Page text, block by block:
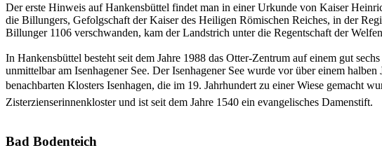
Der erste Hinweis auf Hankensbüttel findet man in einer Urkunde von Kaiser
die Billungers, Gefolgschaft der Kaiser des Heiligen Römischen Reiches, in der
Billunger 1106 verschwanden, kam der Landstrich unter die Regentschaft der
In Hankensbüttel besteht seit dem Jahre 1988 das Otter-Zentrum auf einem gut
unmittelbar am Isenhagener See. Der Isenhagener See wurde vor über einem
benachbarten Klosters Isenhagen, die im 19. Jahrhundert zu einer Wiese gemacht
Zisterzienserinnenkloster und ist seit dem Jahre 1540 ein evangelisches Damenstift.
Bad Bodenteich